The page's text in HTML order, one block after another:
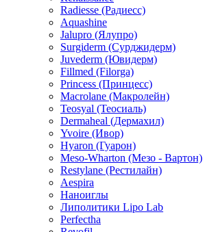
Radiesse (Радиесс)
Aquashine
Jalupro (Ялупро)
Surgiderm (Сурджидерм)
Juvederm (Ювидерм)
Fillmed (Filorga)
Princess (Принцесс)
Macrolane (Макролейн)
Teosyal (Теосиаль)
Dermaheal (Дермахил)
Yvoire (Ивор)
Hyaron (Гуарон)
Meso-Wharton (Мезо - Вартон)
Restylane (Рестилайн)
Aespira
Наноиглы
Липолитики Lipo Lab
Perfectha